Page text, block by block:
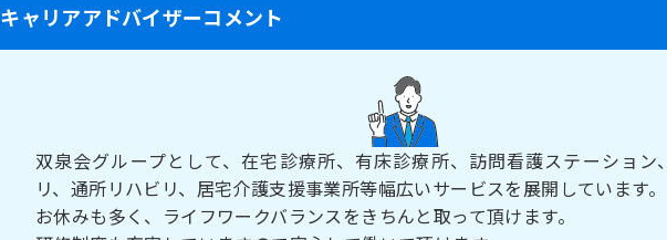
キャリアアドバイザーコメント
双泉会グループとして、在宅診療所、有床診療所、訪問看護ステーション
リ、通所リハビリ、居宅介護支援事業所等幅広いサービスを展開しています。
お休みも多く、ライフワークバランスをきちんと取って頂けます。